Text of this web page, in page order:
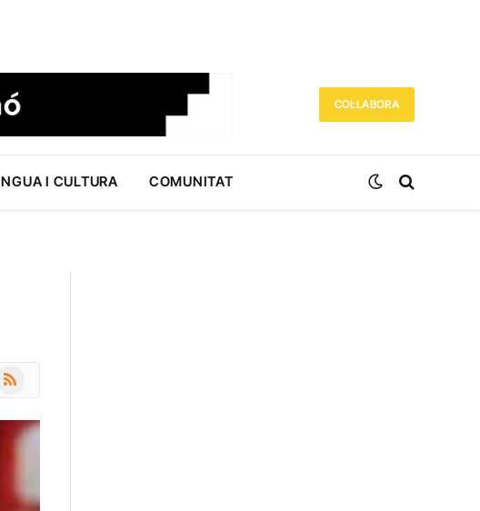
COL·LABORA
I CULTURA COMUNITAT
RSS